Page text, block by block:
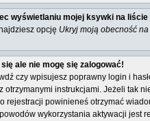
wyświetlaniu mojej ksywki na
opcję Ukryj moją obecność
ale nie mogę się zalogować!
czy wpisujesz poprawny login i
otrzymanymi instrukcjami. Jeżeli tak
rejestracji powinieneś otrzymać
wykorzystania aktywacji jest